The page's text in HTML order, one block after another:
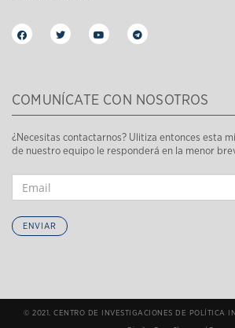
COMUNÍCATE CON NOSOTROS
¿Necesitas contactarnos? Ulitiza entonces esta
de nuestro equipo le responderá en la menor
ENVIAR
© 2021. CENTRO DE INVESTIGACIONES DE POLÍTICA